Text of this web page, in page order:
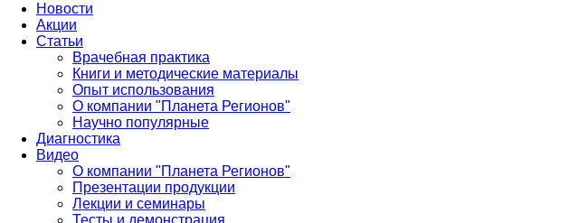
Новости
Акции
Статьи
Врачебная практика
Книги и методические материалы
Опыт использования
О компании "Планета Регионов"
Научно популярные
Диагностика
Видео
О компании "Планета Регионов"
Презентации продукции
Лекции и семинары
Тесты и демонстрация